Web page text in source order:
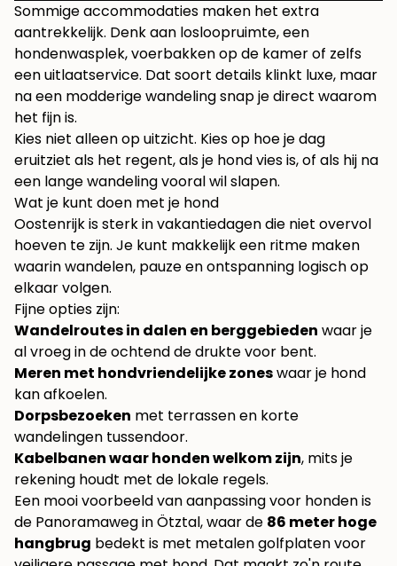
Sommige accommodaties maken het extra
aantrekkelijk. Denk aan losloopruimte, een
hondenwasplek, voerbakken op de kamer of zelfs
een uitlaatservice. Dat soort details klinkt luxe, maar
na een modderige wandeling snap je direct waarom
het fijn is.
Kies niet alleen op uitzicht. Kies op hoe je dag
eruitziet als het regent, als je hond vies is, of als hij na
een lange wandeling vooral wil slapen.
Wat je kunt doen met je hond
Oostenrijk is sterk in vakantiedagen die niet overvol
hoeven te zijn. Je kunt makkelijk een ritme maken
waarin wandelen, pauze en ontspanning logisch op
elkaar volgen.
Fijne opties zijn:
Wandelroutes in dalen en berggebieden waar je
al vroeg in de ochtend de drukte voor bent.
Meren met hondvriendelijke zoneswaar je hond
kan afkoelen.
Dorpsbezoeken met terrassen en korte
wandelingen tussendoor.
Kabelbanen waar honden welkom zijn, mits je
rekening houdt met de lokale regels.
Een mooi voorbeeld van aanpassing voor honden is
de Panoramaweg in Ötztal, waar de 86 meter hoge
hangbrug bedekt is met metalen golfplaten voor